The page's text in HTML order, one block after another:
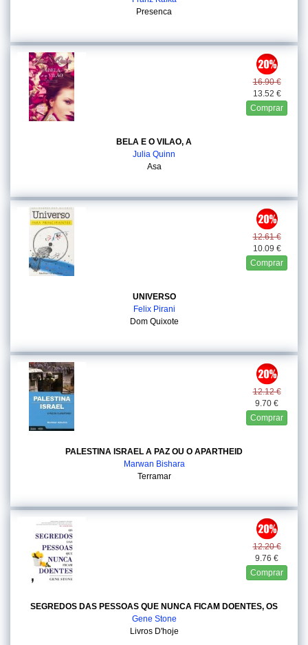
Presenca
16.90 €
13.52 €
Comprar
BELA E O VILAO, A
Julia Quinn
Asa
12.61 €
10.09 €
Comprar
UNIVERSO
Felix Pirani
Dom Quixote
12.12 €
9.70 €
Comprar
PALESTINA ISRAEL A PAZ OU O APARTHEID
Marwan Bishara
Terramar
12.20 €
9.76 €
Comprar
SEGREDOS DAS PESSOAS QUE NUNCA FICAM DOENTES, OS
Gene Stone
Livros D'hoje